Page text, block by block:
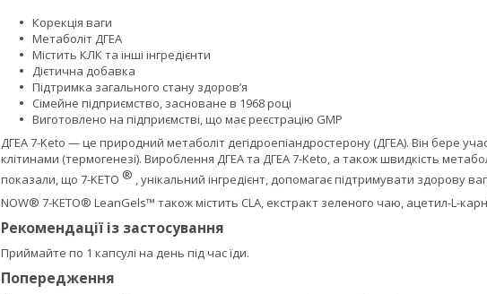
Корекція ваги
Метаболіт ДГЕА
Містить КЛК та інші інгредієнти
Дієтична добавка
Підтримка загального стану здоров’я
Сімейне підприємство, засноване в 1968 році
Виготовлено на підприємстві, що має реєстрацію GMP
ДГЕА 7-Keto — це природний метаболіт дегідроепіандростерону (ДГЕА). Він бере
клітинами (термогенезі). Вироблення ДГЕА та ДГЕА 7-Keto, а також швидкість
показали, що 7-KETO ® , унікальний інгредієнт, допомагає підтримувати здорову
NOW® 7-KETO® LeanGels™ також містить CLA, екстракт зеленого чаю, ацетил-L-
Рекомендації із застосування
Приймайте по 1 капсулі на день під час їди.
Попередження